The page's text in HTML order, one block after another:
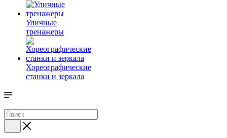
Уличные
тренажеры
Хореографические
станки и зеркала